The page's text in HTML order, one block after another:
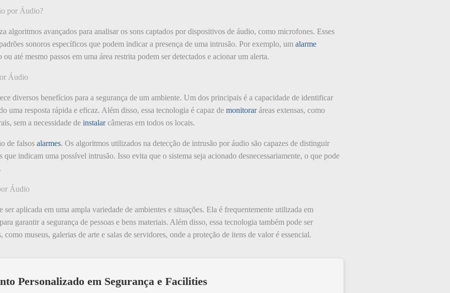
por Áudio?
algoritmos avançados para analisar os sons captados por dispositivos de áudio, como microfones. Esses
sonoros específicos que podem indicar a presença de uma intrusão. Por exemplo, um alarme
até mesmo passos em uma área restrita podem ser detectados e acionar um alerta.
Áudio
diversos benefícios para a segurança de um ambiente. Um dos principais é a capacidade de identificar
uma resposta rápida e eficaz. Além disso, essa tecnologia é capaz de monitoraráreas extensas, como
sem a necessidade de instalarcâmeras em todos os locais.
de falsos alarmes. Os algoritmos utilizados na detecção de intrusão por áudio são capazes de distinguir
que indicam uma possível intrusão. Isso evita que o sistema seja acionado desnecessariamente, o que pode
Áudio
aplicada em uma ampla variedade de ambientes e situações. Ela é frequentemente utilizada em
garantir a segurança de pessoas e bens materiais. Além disso, essa tecnologia também pode ser
museus, galerias de arte e salas de servidores, onde a proteção de itens de valor é essencial.
Personalizado em Segurança e Facilities